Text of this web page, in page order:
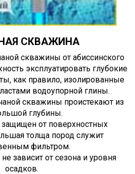
СКВАЖИНА
скважины от абиссинского
эксплуатировать глубокие
как правило, изолированные
водоупорной глины.
скважины проистекают из
глубины.
от поверхностных
толща пород служит
фильтром.
зависит от сезона и уровня
осадков.